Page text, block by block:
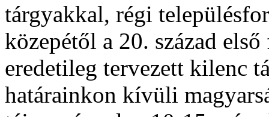
tárgyakkal, régi
közepétől a 20. század
eredetileg tervezett kilenc
határainkon kívüli